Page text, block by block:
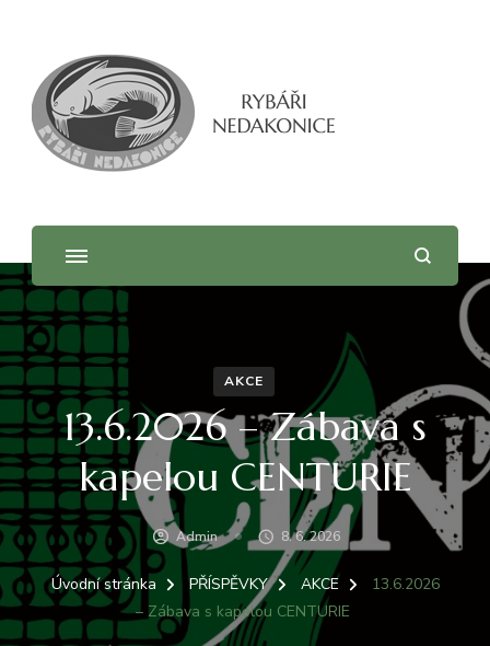
AKCE
13.6.2026 – Zábava s
kapelou CENTURIE
Admin 8. 6. 2026
Úvodní stránka PŘÍSPĚVKY AKCE
13.6.2026
– Zábava s kapelou CENTURIE